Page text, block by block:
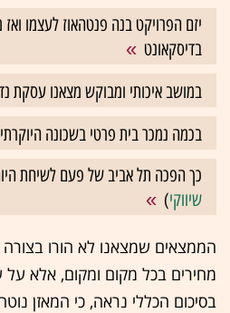
יזם הפרויקט בנה פנטהאוז לעצמו ואז
בדיסקאונט
במושב איכותי ומבוקש מצאנו עסקת
בכמה נמכר בית פרטי בשכונה
כך הפכה תל אביב של פעם לשיחת
שיווקי)
הממצאים שמצאנו לא הורו
מחירים בכל מקום ומקום, אלא
בסיכום הכללי נראה, כי המאזן